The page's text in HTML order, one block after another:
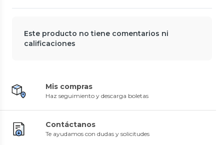
Este producto no tiene comentarios ni
calificaciones
Mis compras
Haz seguimiento y descarga boletas
Contáctanos
Te ayudamos con dudas y solicitudes